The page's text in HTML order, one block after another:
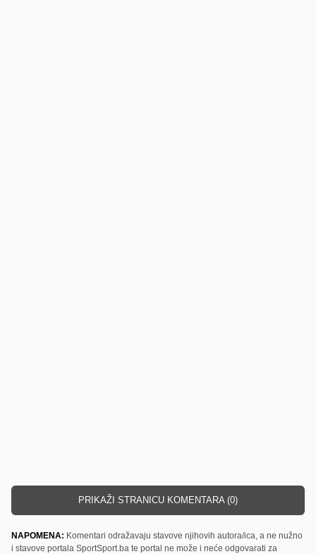
PRIKAŽI STRANICU KOMENTARA (0)
NAPOMENA: Komentari odražavaju stavove njihovih autora/ica, a ne nužno
i stavove portala SportSport.ba te portal ne može i neće odgovarati za